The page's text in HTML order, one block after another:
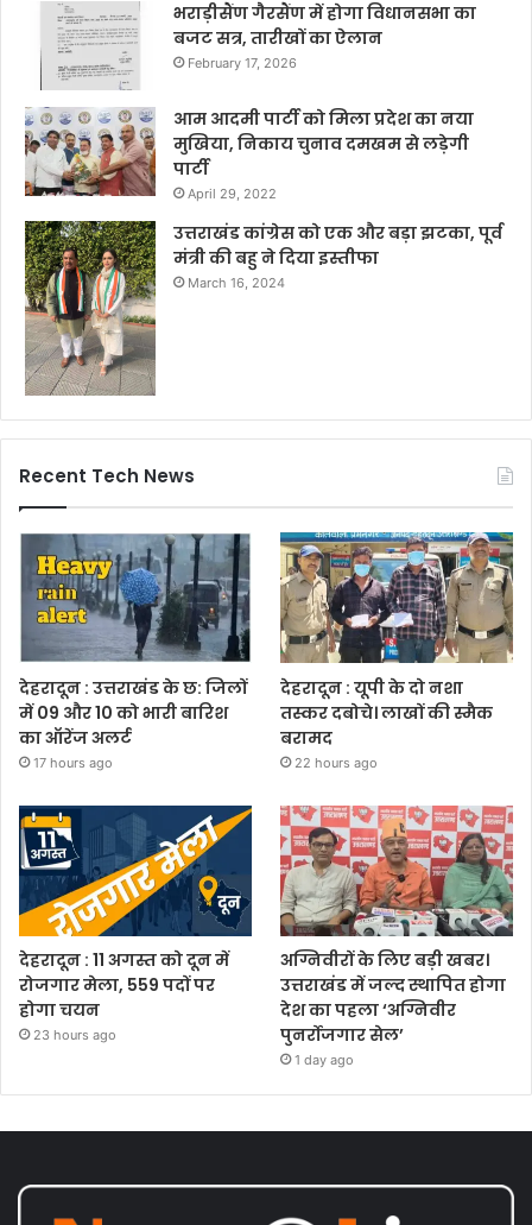
भराड़ीसैंण गैरसैंण में होगा विधानसभा का
बजट सत्र, तारीखों का ऐलान
February 17, 2026
आम आदमी पार्टी को मिला प्रदेश का नया
मुखिया, निकाय चुनाव दमखम से लड़ेगी
पार्टी
April 29, 2022
उत्तराखंड कांग्रेस को एक और बड़ा झटका, पूर्व
मंत्री की बहु ने दिया इस्तीफा
March 16, 2024
Recent Tech News
देहरादून : उत्तराखंड के छ: जिलों
में 09 और 10 को भारी बारिश
का ऑरेंज अलर्ट
17 hours ago
देहरादून : यूपी के दो नशा
तस्कर दबोचे। लाखों की स्मैक
बरामद
22 hours ago
देहरादून : 11 अगस्त को दून में
रोजगार मेला, 559 पदों पर
होगा चयन
23 hours ago
अग्निवीरों के लिए बड़ी खबर।
उत्तराखंड में जल्द स्थापित होगा
देश का पहला ‘अग्निवीर
पुनर्रोजगार सेल’
1 day ago